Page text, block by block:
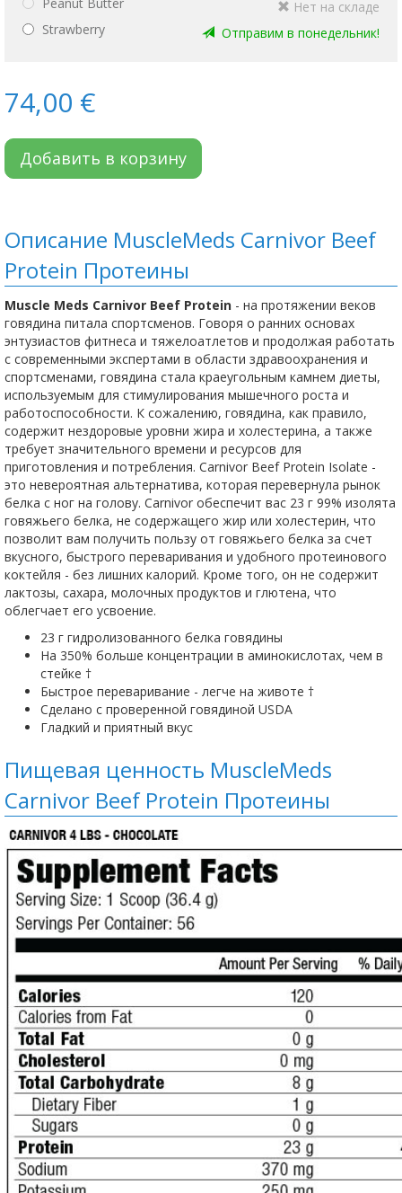
Peanut Butter
Нет на складе
Strawberry
Oтправим в понедельник!
74,00 €
Добавить в корзину
Описание MuscleMeds Carnivor Beef
Protein Протеины
Muscle Meds Carnivor Beef Protein - на протяжении веков
говядина питала спортсменов. Говоря о ранних основах
энтузиастов фитнеса и тяжелоатлетов и продолжая работать
с современными экспертами в области здравоохранения и
спортсменами, говядина стала краеугольным камнем диеты,
используемым для стимулирования мышечного роста и
работоспособности. К сожалению, говядина, как правило,
содержит нездоровые уровни жира и холестерина, а также
требует значительного времени и ресурсов для
приготовления и потребления. Carnivor Beef Protein Isolate -
это невероятная альтернатива, которая перевернула рынок
белка с ног на голову. Carnivor обеспечит вас 23 г 99% изолята
говяжьего белка, не содержащего жир или холестерин, что
позволит вам получить пользу от говяжьего белка за счет
вкусного, быстрого переваривания и удобного протеинового
коктейля - без лишних калорий. Кроме того, он не содержит
лактозы, сахара, молочных продуктов и глютена, что
облегчает его усвоение.
23 г гидролизованного белка говядины
На 350% больше концентрации в аминокислотах, чем в
стейке †
Быстрое переваривание - легче на животе †
Сделано с проверенной говядиной USDA
Гладкий и приятный вкус
Пищевая ценность MuscleMeds
Carnivor Beef Protein Протеины